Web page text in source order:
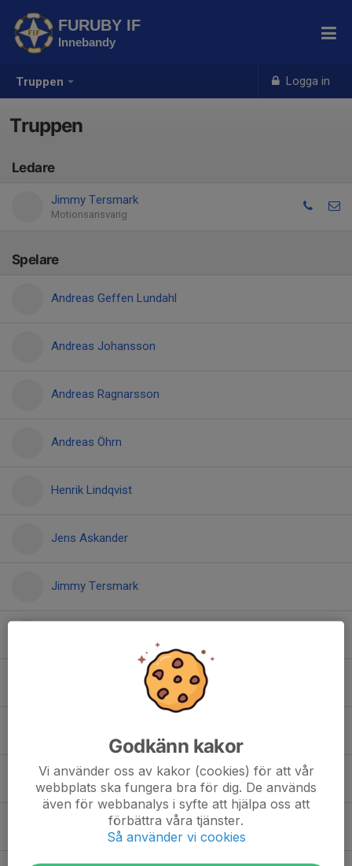
Truppen Logga in
FURUBY IF
Innebandy
Truppen
Ledare
Jimmy Tersmark
Motionsansvarig
Spelare
Andreas Geffen Lundahl
Andreas Johansson
Andreas Ragnarsson
Andreas Öhrn
Henrik Lindqvist
Jens Askander
Jimmy Tersmark
Mikael Tersmark
Nicholas Wiberg-Bocek
Godkänn kakor
Vi använder oss av kakor (cookies) för att vår
webbplats ska fungera bra för dig. De används
även för webbanalys i syfte att hjälpa oss att
förbättra våra tjänster.
Så använder vi cookies